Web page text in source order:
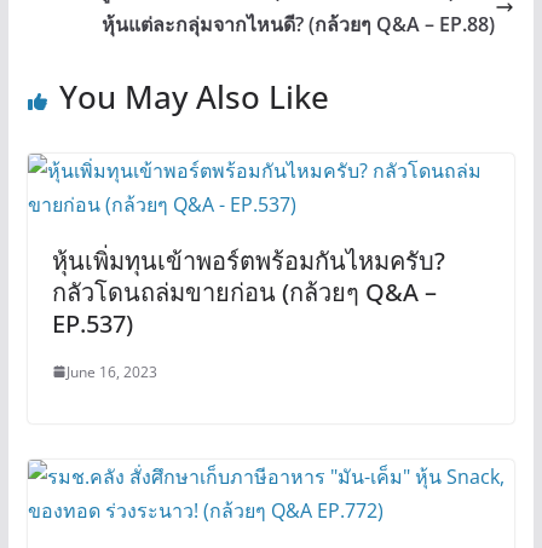
หุ้นแต่ละกลุ่มจากไหนดี? (กล้วยๆ Q&A – EP.88)
You May Also Like
หุ้นเพิ่มทุนเข้าพอร์ตพร้อมกันไหมครับ?
กลัวโดนถล่มขายก่อน (กล้วยๆ Q&A –
EP.537)
June 16, 2023